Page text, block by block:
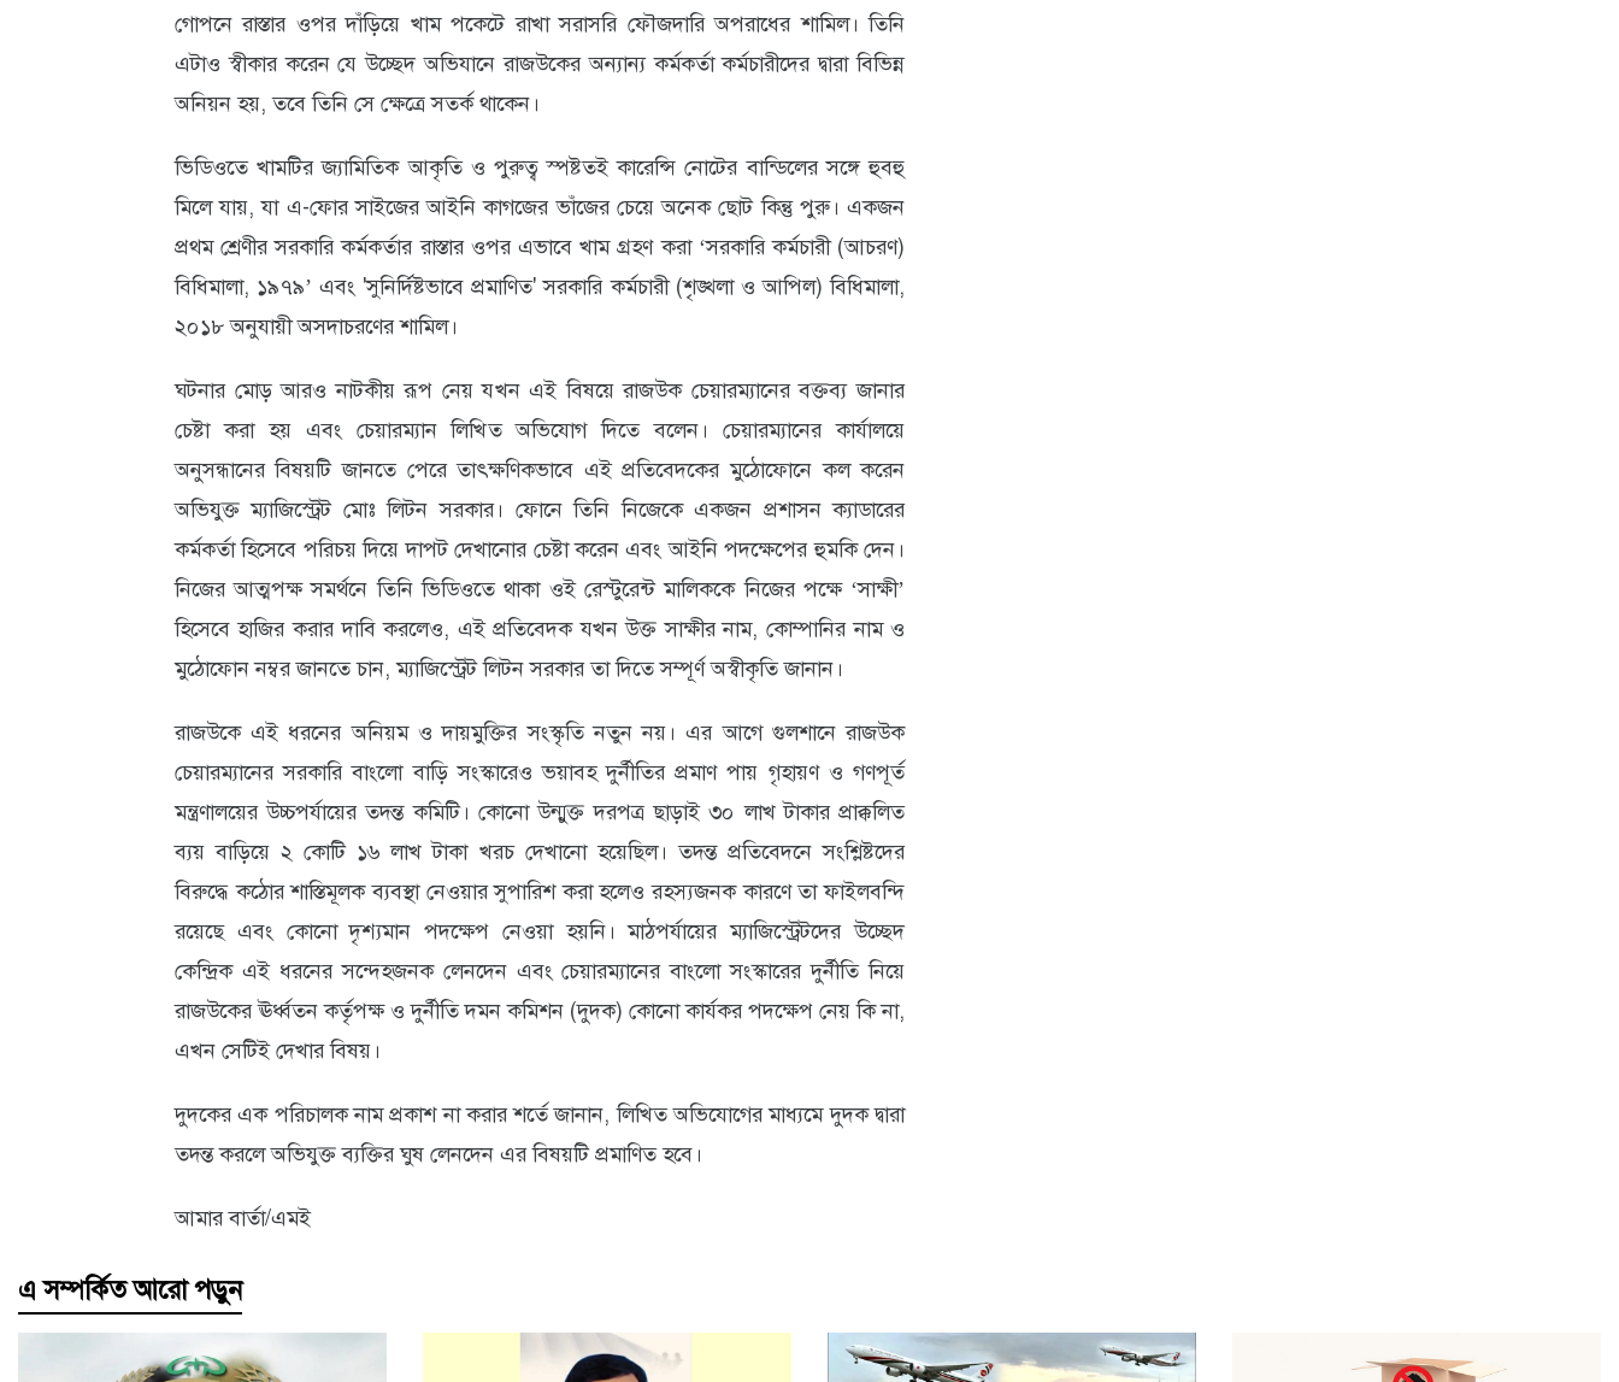
গোপনে রাস্তার ওপর দাঁড়িয়ে খাম পকেটে রাখা সরাসরি ফৌজদারি অপরাধের শামিল। তিনি
এটাও স্বীকার করেন যে উচ্ছেদ অভিযানে রাজউকের অন্যান্য কর্মকর্তা কর্মচারীদের দ্বারা বিভিন্ন
অনিয়ন হয়, তবে তিনি সে ক্ষেত্রে সতর্ক থাকেন।
ভিডিওতে খামটির জ্যামিতিক আকৃতি ও পুরুত্ব স্পষ্টতই কারেন্সি নোটের বান্ডিলের সঙ্গে হুবহু
মিলে যায়, যা এ-ফোর সাইজের আইনি কাগজের ভাঁজের চেয়ে অনেক ছোট কিন্তু পুরু। একজন
প্রথম শ্রেণীর সরকারি কর্মকর্তার রাস্তার ওপর এভাবে খাম গ্রহণ করা ‘সরকারি কর্মচারী (আচরণ)
বিধিমালা, ১৯৭৯’ এবং 'সুনির্দিষ্টভাবে প্রমাণিত‌' সরকারি কর্মচারী (শৃঙ্খলা ও আপিল) বিধিমালা,
২০১৮ অনুযায়ী অসদাচরণের শামিল।
ঘটনার মোড় আরও নাটকীয় রূপ নেয় যখন এই বিষয়ে রাজউক চেয়ারম্যানের বক্তব্য জানার
চেষ্টা করা হয় এবং চেয়ারম্যান লিখিত অভিযোগ দিতে বলেন। চেয়ারম্যানের কার্যালয়ে
অনুসন্ধানের বিষয়টি জানতে পেরে তাৎক্ষণিকভাবে এই প্রতিবেদকের মুঠোফোনে কল করেন
অভিযুক্ত ম্যাজিস্ট্রেট মোঃ লিটন সরকার। ফোনে তিনি নিজেকে একজন প্রশাসন ক্যাডারের
কর্মকর্তা হিসেবে পরিচয় দিয়ে দাপট দেখানোর চেষ্টা করেন এবং আইনি পদক্ষেপের হুমকি দেন।
নিজের আত্মপক্ষ সমর্থনে তিনি ভিডিওতে থাকা ওই রেস্টুরেন্ট মালিককে নিজের পক্ষে ‘সাক্ষী’
হিসেবে হাজির করার দাবি করলেও, এই প্রতিবেদক যখন উক্ত সাক্ষীর নাম, কোম্পানির নাম ও
মুঠোফোন নম্বর জানতে চান, ম্যাজিস্ট্রেট লিটন সরকার তা দিতে সম্পূর্ণ অস্বীকৃতি জানান।
রাজউকে এই ধরনের অনিয়ম ও দায়মুক্তির সংস্কৃতি নতুন নয়। এর আগে গুলশানে রাজউক
চেয়ারম্যানের সরকারি বাংলো বাড়ি সংস্কারেও ভয়াবহ দুর্নীতির প্রমাণ পায় গৃহায়ণ ও গণপূর্ত
মন্ত্রণালয়ের উচ্চপর্যায়ের তদন্ত কমিটি। কোনো উন্মুক্ত দরপত্র ছাড়াই ৩০ লাখ টাকার প্রাক্কলিত
ব্যয় বাড়িয়ে ২ কোটি ১৬ লাখ টাকা খরচ দেখানো হয়েছিল। তদন্ত প্রতিবেদনে সংশ্লিষ্টদের
বিরুদ্ধে কঠোর শাস্তিমূলক ব্যবস্থা নেওয়ার সুপারিশ করা হলেও রহস্যজনক কারণে তা ফাইলবন্দি
রয়েছে এবং কোনো দৃশ্যমান পদক্ষেপ নেওয়া হয়নি। মাঠপর্যায়ের ম্যাজিস্ট্রেটদের উচ্ছেদ
কেন্দ্রিক এই ধরনের সন্দেহজনক লেনদেন এবং চেয়ারম্যানের বাংলো সংস্কারের দুর্নীতি নিয়ে
রাজউকের ঊর্ধ্বতন কর্তৃপক্ষ ও দুর্নীতি দমন কমিশন (দুদক) কোনো কার্যকর পদক্ষেপ নেয় কি না,
এখন সেটিই দেখার বিষয়।
দুদকের এক পরিচালক নাম প্রকাশ না করার শর্তে জানান, লিখিত অভিযোগের মাধ্যমে দুদক দ্বারা
তদন্ত করলে অভিযুক্ত ব্যক্তির ঘুষ লেনদেন এর বিষয়টি প্রমাণিত হবে।
আমার বার্তা/এমই
এ সম্পর্কিত আরো পড়ুন